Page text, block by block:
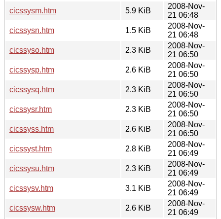
cicssysm.htm
5.9 KiB
2008-Nov-
21 06:48
cicssysn.htm
1.5 KiB
2008-Nov-
21 06:48
cicssyso.htm
2.3 KiB
2008-Nov-
21 06:50
cicssysp.htm
2.6 KiB
2008-Nov-
21 06:50
cicssysq.htm
2.3 KiB
2008-Nov-
21 06:50
cicssysr.htm
2.3 KiB
2008-Nov-
21 06:50
cicssyss.htm
2.6 KiB
2008-Nov-
21 06:50
cicssyst.htm
2.8 KiB
2008-Nov-
21 06:49
cicssysu.htm
2.3 KiB
2008-Nov-
21 06:49
cicssysv.htm
3.1 KiB
2008-Nov-
21 06:49
cicssysw.htm
2.6 KiB
2008-Nov-
21 06:49